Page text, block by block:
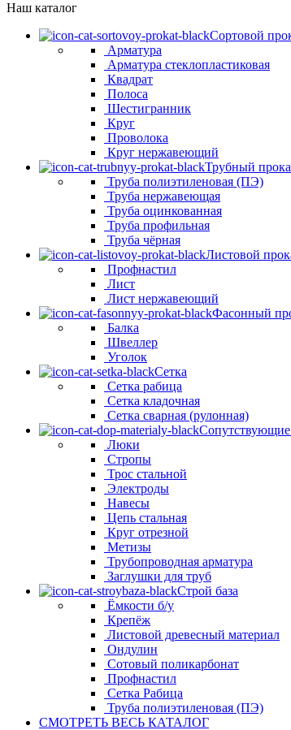
Наш каталог
Сортовой
Арматура
Арматура стеклопластиковая
Квадрат
Полоса
Шестигранник
Круг
Проволока
Круг нержавеющий
Трубный
Труба полиэтиленовая (ПЭ)
Труба нержавеющая
Труба оцинкованная
Труба профильная
Труба чёрная
Листовой
Профнастил
Лист
Лист нержавеющий
Фасонный
Балка
Швеллер
Уголок
Сетка
Сетка рабица
Сетка кладочная
Сетка сварная (рулонная)
Люки
Стропы
Трос стальной
Электроды
Навесы
Цепь стальная
Круг отрезной
Метизы
Трубопроводная арматура
Заглушки для труб
Строй база
Ёмкости б/у
Крепёж
Листовой древесный материал
Ондулин
Сотовый поликарбонат
Профнастил
Сетка Рабица
Труба полиэтиленовая (ПЭ)
СМОТРЕТЬ ВЕСЬ КАТАЛОГ